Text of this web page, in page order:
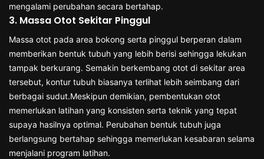
mengalami perubahan secara bertahap.
3. Massa Otot Sekitar Pinggul
Massa otot pada area bokong serta pinggul berperan dalam
memberikan bentuk tubuh yang lebih berisi sehingga lekukan
tampak berkurang. Semakin berkembang otot di sekitar area
tersebut, kontur tubuh biasanya terlihat lebih seimbang dari
berbagai sudut.Meskipun demikian, pembentukan otot
memerlukan latihan yang konsisten serta teknik yang tepat
supaya hasilnya optimal. Perubahan bentuk tubuh juga
berlangsung bertahap sehingga memerlukan kesabaran selama
menjalani program latihan.